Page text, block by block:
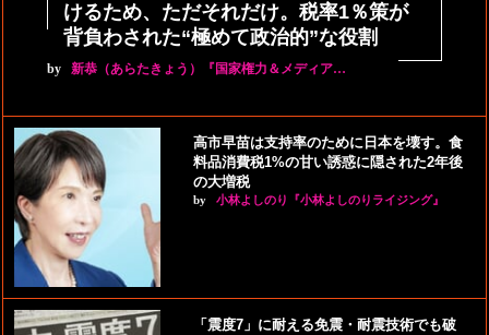
けるため、ただそれだけ。税率1％策が
背負わされた“極めて政治的”な役割
by 新恭（あらたきょう）『国家権力＆メディア…
高市早苗は支持率のために日本を壊す。食
料品消費税1%の甘い誘惑に隠された2年後
の大増税
by 小林よしのり『小林よしのりライジング』
「震度7」に耐える免震・耐震技術でも破